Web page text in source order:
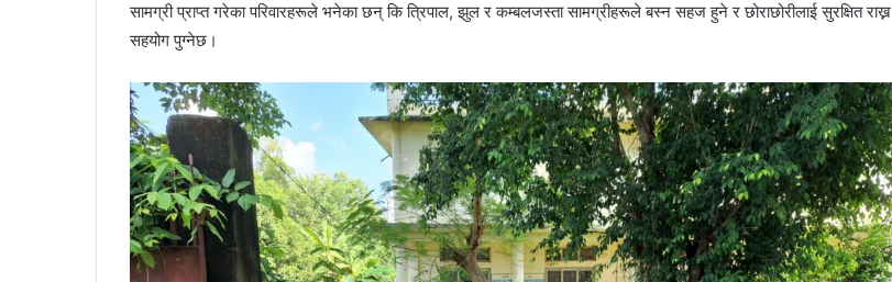
सामग्री प्राप्त गरेका परिवारहरूले भनेका छन् कि त्रिपाल, झुल र कम्बलजस्ता सामग्रीहरूले बस्न सहज हुने र छोराछोरीलाई सुरक्षित राख्न
सहयोग पुग्नेछ।